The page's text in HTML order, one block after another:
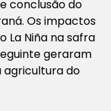
conclusão do
Os impactos
La Niña na safra
geraram
agricultura do